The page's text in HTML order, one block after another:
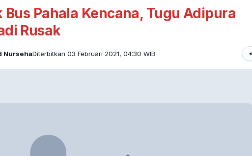
Bus Pahala Kencana, Tugu Adipura
Rusak
NursehaDiterbitkan 03 Februari 2021, 04:30 WIB